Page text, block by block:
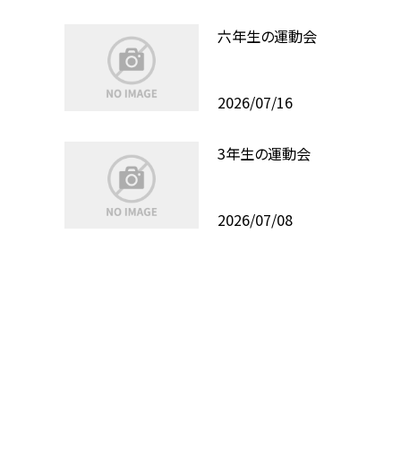
六年生の運動会
2026/07/16
3年生の運動会
2026/07/08